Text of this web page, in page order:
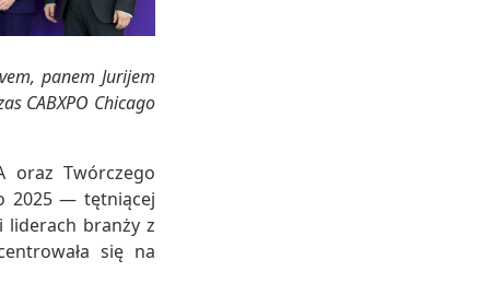
panem Jurijem
CABXPO Chicago
oraz Twórczego
2025 — tętniącej
branży z
się na